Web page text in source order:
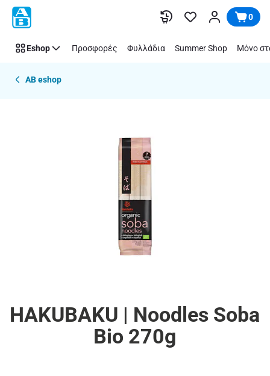
Παράλειψη 0
Eshop Προσφορές Φυλλάδια Summer Shop Μόνο
AB eshop
HAKUBAKU | Noodles Soba
Bio 270g